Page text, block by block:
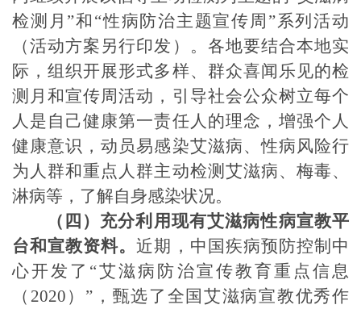
检测月”和“性病防治主题宣传周”系列活动
（活动方案另行印发）。各地要结合本地实
际，组织开展形式多样、群众喜闻乐见的检
测月和宣传周活动，引导社会公众树立每个
人是自己健康第一责任人的理念，增强个人
健康意识，动员易感染艾滋病、性病风险行
为人群和重点人群主动检测艾滋病、梅毒、
淋病等，了解自身感染状况。
（四）充分利用现有艾滋病性病宣教平
台和宣教资料。近期，中国疾病预防控制中
心开发了“艾滋病防治宣传教育重点信息
（ 2020 ）”，甄选了全国艾滋病宣教优秀作